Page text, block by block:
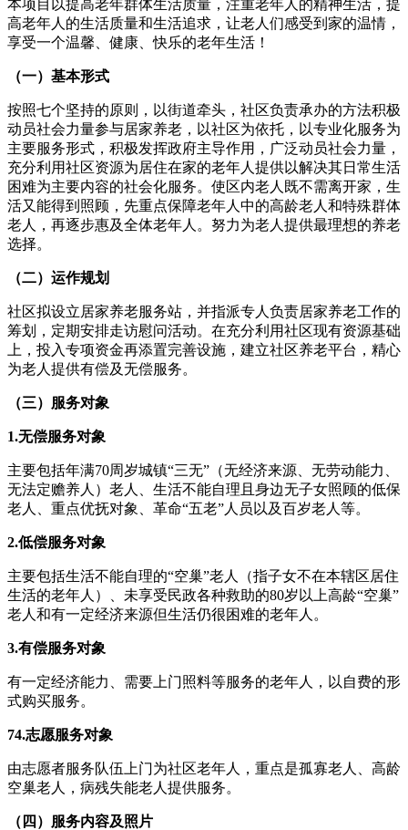
本项目以提高老年群体生活质量，注重老年人的精神生活，提
高老年人的生活质量和生活追求，让老人们感受到家的温情，
享受一个温馨、健康、快乐的老年生活！
（一）基本形式
按照七个坚持的原则，以街道牵头，社区负责承办的方法积极
动员社会力量参与居家养老，以社区为依托，以专业化服务为
主要服务形式，积极发挥政府主导作用，广泛动员社会力量，
充分利用社区资源为居住在家的老年人提供以解决其日常生活
困难为主要内容的社会化服务。使区内老人既不需离开家，生
活又能得到照顾，先重点保障老年人中的高龄老人和特殊群体
老人，再逐步惠及全体老年人。努力为老人提供最理想的养老
选择。
（二）运作规划
社区拟设立居家养老服务站，并指派专人负责居家养老工作的
筹划，定期安排走访慰问活动。在充分利用社区现有资源基础
上，投入专项资金再添置完善设施，建立社区养老平台，精心
为老人提供有偿及无偿服务。
（三）服务对象
1.无偿服务对象
主要包括年满70周岁城镇“三无”（无经济来源、无劳动能力、
无法定赡养人）老人、生活不能自理且身边无子女照顾的低保
老人、重点优抚对象、革命“五老”人员以及百岁老人等。
2.低偿服务对象
主要包括生活不能自理的“空巢”老人（指子女不在本辖区居住
生活的老年人）、未享受民政各种救助的80岁以上高龄“空巢”
老人和有一定经济来源但生活仍很困难的老年人。
3.有偿服务对象
有一定经济能力、需要上门照料等服务的老年人，以自费的形
式购买服务。
74.志愿服务对象
由志愿者服务队伍上门为社区老年人，重点是孤寡老人、高龄
空巢老人，病残失能老人提供服务。
（四）服务内容及照片